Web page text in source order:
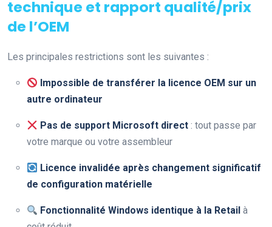
technique et rapport qualité/prix
de l’OEM
Les principales restrictions sont les suivantes :
Impossible de transférer la licence OEM sur un
autre ordinateur
Pas de support Microsoft direct : tout passe par
votre marque ou votre assembleur
Licence invalidée après changement significatif
de configuration matérielle
Fonctionnalité Windows identique à la Retail à